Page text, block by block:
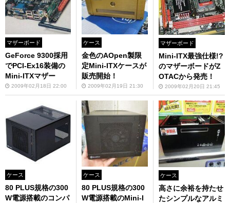
マザーボード
GeForce 9300採用
でPCI-Ex16装備の
Mini-ITXマザー
2009年02月18日 22:00
ケース
金色のAOpen製限
定Mini-ITXケースが
販売開始！
2009年02月19日 21:30
マザーボード
Mini-ITX最強仕様!?
のマザーボードがZ
OTACから発売！
2009年02月20日 21:45
ケース
80 PLUS規格の300
W電源搭載のコンパ
ケース
80 PLUS規格の300
W電源搭載のMini-I
ケース
高さに余裕を持たせ
たシンプルなアルミ